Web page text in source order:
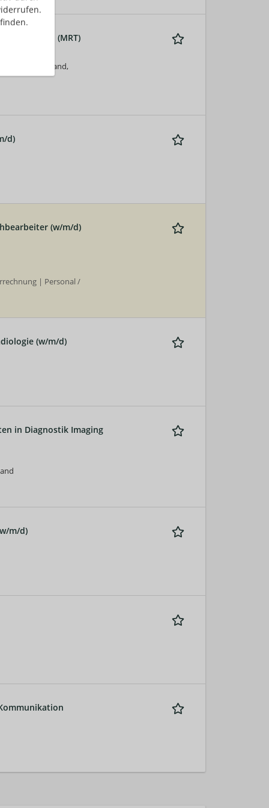
(MRT)
Deutschland,
d)
(w/m/d)
| Personal /
(w/m/d)
in Diagnostik Imaging
m/d)